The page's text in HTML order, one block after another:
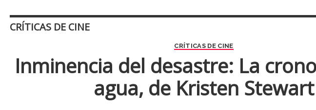
CRÍTICAS DE CINE
CRÍTICAS DE CINE
Inminencia del desastre: La
agua, de Kristen Stewart